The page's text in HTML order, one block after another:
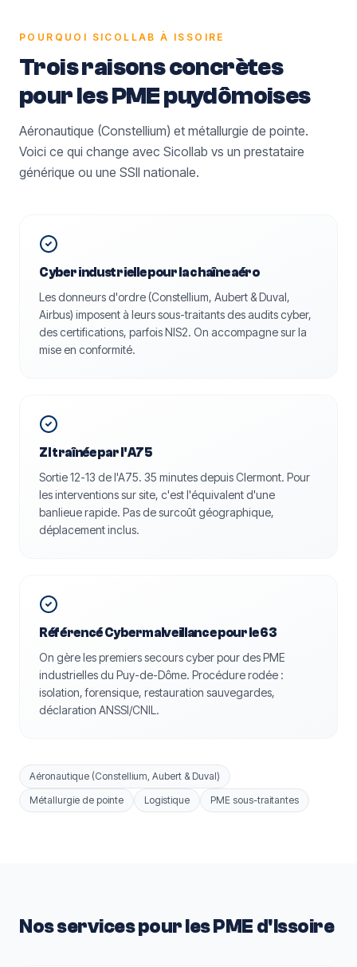
POURQUOI SICOLLAB À ISSOIRE
Trois raisons concrètes
pour les PMEpuydômoises
Aéronautique (Constellium) et métallurgie de pointe.
Voici ce qui change avec Sicollab vs un prestataire
générique ou une SSII nationale.
Cyber industrielle pour la chaîne aéro
Les donneurs d'ordre (Constellium, Aubert & Duval,
Airbus) imposent à leurs sous-traitants des audits cyber,
des certifications, parfois NIS2. On accompagne sur la
mise en conformité.
ZI traînée par l'A75
Sortie 12-13 de l'A75. 35 minutes depuis Clermont. Pour
les interventions sur site, c'est l'équivalent d'une
banlieue rapide. Pas de surcoût géographique,
déplacement inclus.
Référencé Cybermalveillance pour le 63
On gère les premiers secours cyber pour des PME
industrielles du Puy-de-Dôme. Procédure rodée :
isolation, forensique, restauration sauvegardes,
déclaration ANSSI/CNIL.
Aéronautique (Constellium, Aubert & Duval)
Métallurgie de pointe
Logistique PME sous-traitantes
Nos services pour les PME d'Issoire